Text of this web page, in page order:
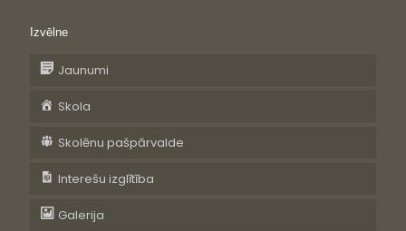
Izvēlne
Jaunumi
Skola
Skolēnu pašpārvalde
Interešu izglītība
Galerija